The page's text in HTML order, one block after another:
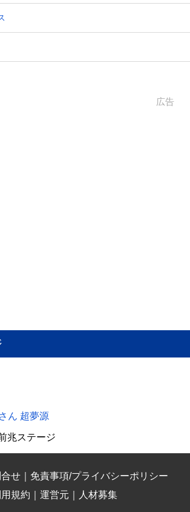
広告
ん 超夢源
兆ステージ
せ ｜ 免責事項/プライバシーポリシー
規約 ｜ 運営元 ｜ 人材募集